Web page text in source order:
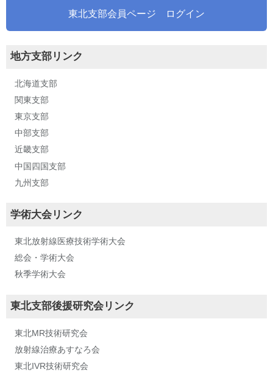
東北支部会員ページ ログイン
地方支部リンク
北海道支部
関東支部
東京支部
中部支部
近畿支部
中国四国支部
九州支部
学術大会リンク
東北放射線医療技術学術大会
総会・学術大会
秋季学術大会
東北支部後援研究会リンク
東北MR技術研究会
放射線治療あすなろ会
東北IVR技術研究会